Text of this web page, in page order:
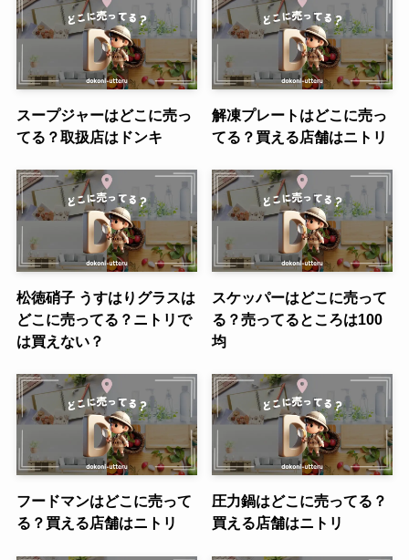
スープジャーはどこに売っ
てる？取扱店はドンキ
解凍プレートはどこに売っ
てる？買える店舗はニトリ
松徳硝子 うすはりグラスは
どこに売ってる？ニトリで
は買えない？
スケッパーはどこに売って
る？売ってるところは100
均
フードマンはどこに売って
る？買える店舗はニトリ
圧力鍋はどこに売ってる？
買える店舗はニトリ